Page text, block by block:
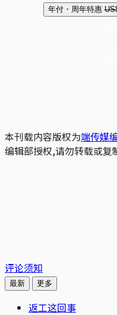
年付・周年特惠
本刊载内容版权为端传媒
编辑部授权,请勿转载或复
评论须知
最新 更多
返工这回事